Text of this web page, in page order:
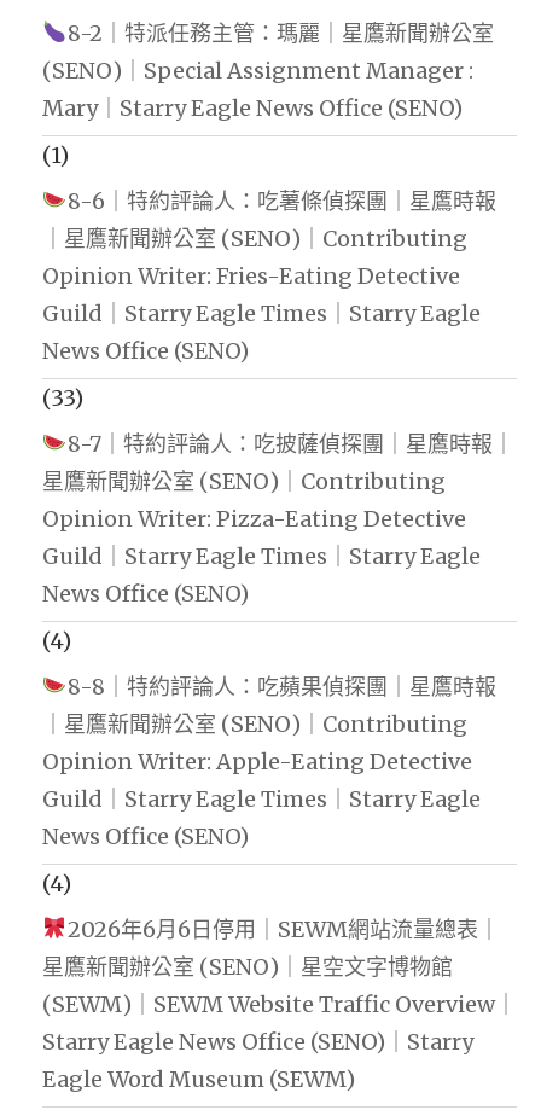
8-2｜特派任務主管：瑪麗｜星鷹新聞辦公室
(SENO)｜Special Assignment Manager :
Mary｜Starry Eagle News Office (SENO)
(1)
8-6｜特約評論人：吃薯條偵探團｜星鷹時報
｜星鷹新聞辦公室 (SENO)｜Contributing
Opinion Writer: Fries-Eating Detective
Guild｜Starry Eagle Times｜Starry Eagle
News Office (SENO)
(33)
8-7｜特約評論人：吃披薩偵探團｜星鷹時報｜
星鷹新聞辦公室 (SENO)｜Contributing
Opinion Writer: Pizza-Eating Detective
Guild｜Starry Eagle Times｜Starry Eagle
News Office (SENO)
(4)
8-8｜特約評論人：吃蘋果偵探團｜星鷹時報
｜星鷹新聞辦公室 (SENO)｜Contributing
Opinion Writer: Apple-Eating Detective
Guild｜Starry Eagle Times｜Starry Eagle
News Office (SENO)
(4)
2026年6月6日停用｜SEWM網站流量總表｜
星鷹新聞辦公室 (SENO)｜星空文字博物館
(SEWM)｜SEWM Website Traffic Overview｜
Starry Eagle News Office (SENO)｜Starry
Eagle Word Museum (SEWM)